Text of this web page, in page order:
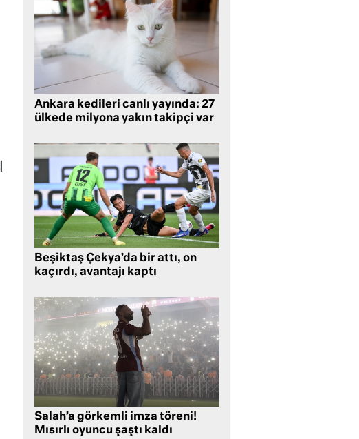
Ankara kedileri canlı yayında: 27
ülkede milyona yakın takipçi var
Beşiktaş Çekya’da bir attı, on
kaçırdı, avantajı kaptı
Salah’a görkemli imza töreni!
Mısırlı oyuncu şaştı kaldı